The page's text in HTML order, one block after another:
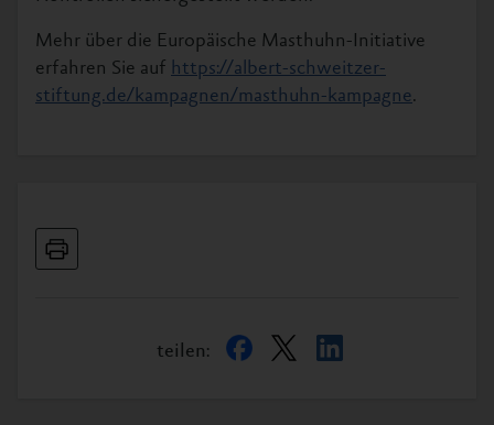
Mehr über die Europäische Masthuhn-Initiative
erfahren Sie auf https://albert-schweitzer-
stiftung.de/kampagnen/masthuhn-kampagne.
teilen: